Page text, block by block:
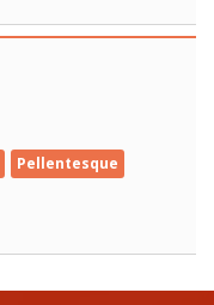
Pellentesque